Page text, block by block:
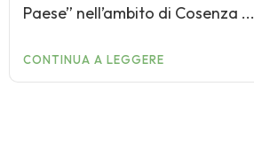
Paese” nell’ambito di Cosenza ...
CONTINUA A LEGGERE